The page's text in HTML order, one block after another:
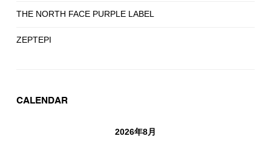
THE NORTH FACE PURPLE LABEL
ZEPTEPI
CALENDAR
2026年8月